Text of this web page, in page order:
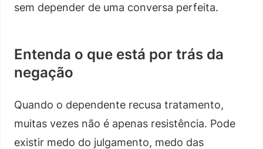
sem depender de uma conversa perfeita.
Entenda o que está por trás da
negação
Quando o dependente recusa tratamento,
muitas vezes não é apenas resistência. Pode
existir medo do julgamento, medo das